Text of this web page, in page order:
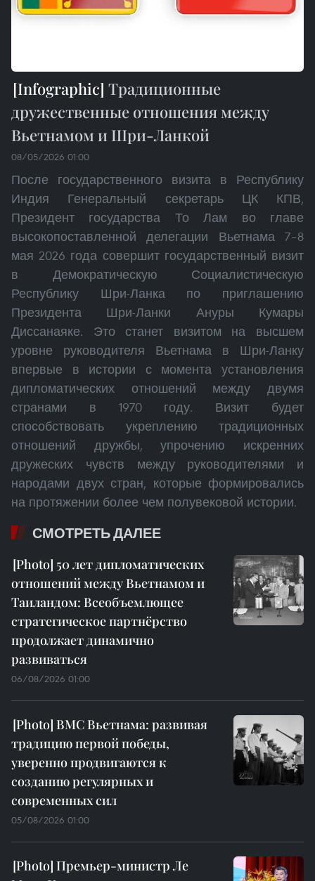
Традиционные
дружественные отношения между
Вьетнамом и Шри-Ланкой
08/05/2026 01:00
После государственного визита в Республику
Индия Генеральный секретарь ЦК КПВ,
Президент государства То Лам во главе
высокопоставленной делегации Вьетнама 7–8
мая 2026 года совершит государственный визит
в Демократическую Социалистическую
Республику Шри-Ланка по приглашению
Президента Шри-Ланки Ануры Кумары
Диссанаяке. Это станет визитом на высшем
уровне руководителя Вьетнама в Шри-Ланку
впервые в истории с момента установления
дипломатических отношений между двумя
странами в 1970 году. Визит будет
способствовать укреплению традиционных
отношений дружбы, упрочению искренних
дружеских чувств между руководителями и
народами двух стран, которые формировались
на протяжении более чем полувековой истории.
СМОТРЕТЬ ДАЛЕЕ
50 лет дипломатических
отношений между Вьетнамом и
Таиландом: Всеобъемлющее
стратегическое партнёрство
продолжает динамично
развиваться
06/08/2026 01:00
ВМС Вьетнама: развивая
традицию первой победы,
уверенно продвигаются к
созданию регулярных и
современных сил
05/08/2026 01:00
Премьер-министр Ле